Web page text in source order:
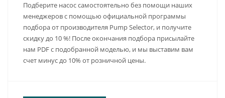
Подберите насос самостоятельно без помощи наших
менеджеров с помощью официальной программы
подбора от производителя Pump Selector, и получите
скидку до 10 %! После окончания подбора присылайте
нам PDF с подобранной моделью, и мы выставим вам
счет минус до 10% от розничной цены.